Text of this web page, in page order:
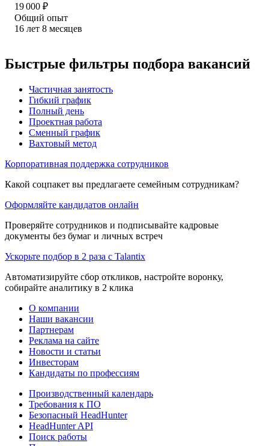
19 000 ₽
Общий опыт
16 лет 8 месяцев
Быстрые фильтры подбора вакансий
Частичная занятость
Гибкий график
Полный день
Проектная работа
Сменный график
Вахтовый метод
Корпоративная поддержка сотрудников
Какой соцпакет вы предлагаете семейным сотрудникам?
Оформляйте кандидатов онлайн
Проверяйте сотрудников и подписывайте кадровые
документы без бумаг и личных встреч
Ускорьте подбор в 2 раза с Talantix
Автоматизируйте сбор откликов, настройте воронку,
собирайте аналитику в 2 клика
О компании
Наши вакансии
Партнерам
Реклама на сайте
Новости и статьи
Инвесторам
Кандидаты по профессиям
Производственный календарь
Требования к ПО
Безопасный HeadHunter
HeadHunter API
Поиск работы